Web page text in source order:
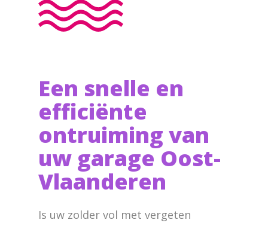
Een snelle en
efficiënte
ontruiming van
uw garage Oost-
Vlaanderen
Is uw zolder vol met vergeten